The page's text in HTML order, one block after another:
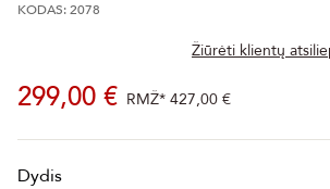
KODAS: 2078
Žiūrėti klientų
299,00 € RMŽ* 427,00 €
Dydis